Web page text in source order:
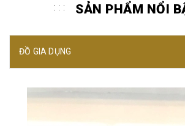
SẢN PHẨM NỔI
ĐỒ GIA DỤNG